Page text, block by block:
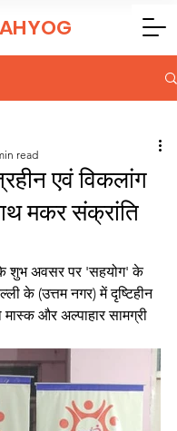
एवं विकलांग
मकर संक्रांति
read
के शुभ अवसर पर 'सहयोग' के
के (उत्तम नगर) में दृष्टिहीन
मास्क और अल्पाहार सामग्री